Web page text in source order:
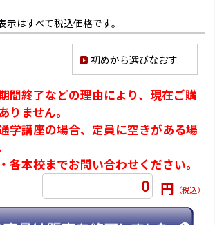
示はすべて税込価格です。
初めから選びなおす
間終了などの理由により、現在ご購
りません。
学講座の場合、定員に空きがある場
各本校までお問い合わせください。
0 円 （税込）